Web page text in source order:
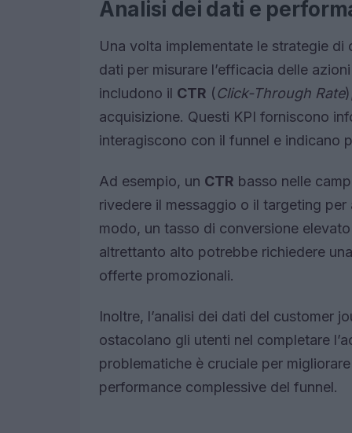
Analisi dei dati e
Una volta implementate le strategie
dati per misurare l’efficacia delle
includono il CTR (Click-Through Rate
acquisizione. Questi KPI forniscono
interagiscono con il funnel e indicano
Ad esempio, un CTR basso nelle
rivedere il messaggio o il targeting
modo, un tasso di conversione
altrettanto alto potrebbe richiedere
offerte promozionali.
Inoltre, l’analisi dei dati del customer
ostacolano gli utenti nel completare
problematiche è cruciale per
performance complessive del funnel.